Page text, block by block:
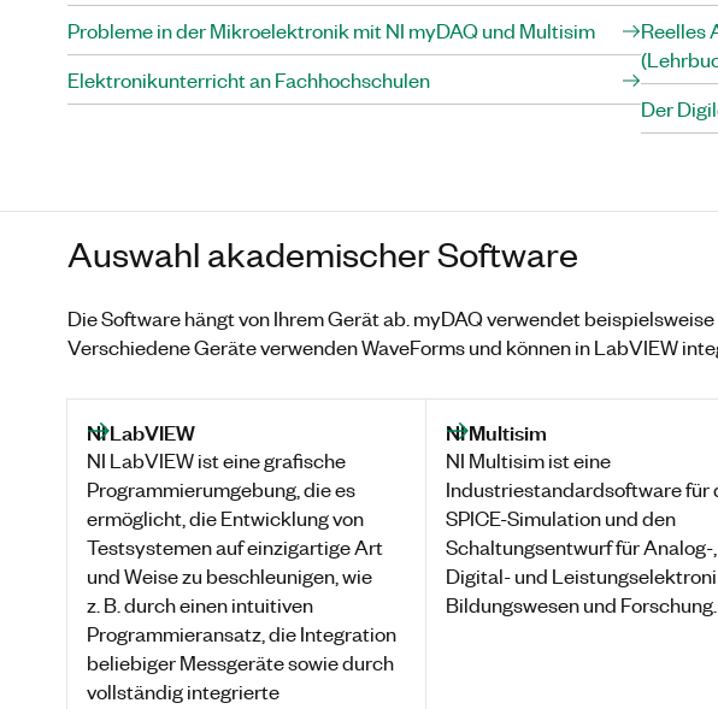
Probleme in der Mikroelektronik mit NI myDAQ und Multisim
Elektronikunterricht an Fachhochschulen
Reelles
Der
Auswahl akademischer Software
Die Software hängt von Ihrem Gerät ab. myDAQ verwendet
Verschiedene Geräte verwenden WaveForms und können in LabVIEW
NI LabVIEW
NI LabVIEW ist eine grafische
Programmierumgebung, die es
ermöglicht, die Entwicklung von
Testsystemen auf einzigartige Art
und Weise zu beschleunigen, wie
z. B. durch einen intuitiven
Programmieransatz, die Integration
beliebiger Messgeräte sowie durch
vollständig integrierte
NI Multisim
NI Multisim ist eine
Industriestandardsoftware für
SPICE-Simulation und den
Schaltungsentwurf für Analog-,
Digital- und
Bildungswesen und Forschung.